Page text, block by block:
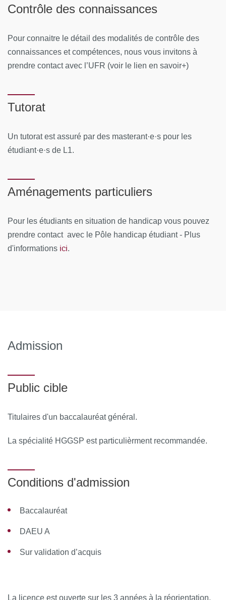
Contrôle des connaissances
Pour connaitre le détail des modalités de contrôle des
connaissances et compétences, nous vous invitons à
prendre contact avec l’UFR (voir le lien en savoir+)
Tutorat
Un tutorat est assuré par des masterant·e·s pour les
étudiant·e·s de L1.
Aménagements particuliers
Pour les étudiants en situation de handicap vous pouvez
prendre contact avec le Pôle handicap étudiant - Plus
d'informations ici.
Admission
Public cible
Titulaires d'un baccalauréat général.
La spécialité HGGSP est particulièrment recommandée.
Conditions d'admission
Baccalauréat
DAEU A
Sur validation d’acquis
La licence est ouverte sur les 3 années à la réorientation.